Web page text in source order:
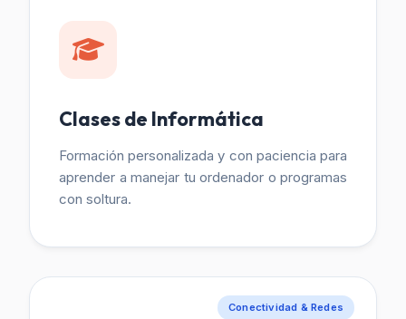
Clases de Informática
Formación personalizada y con paciencia para
aprender a manejar tu ordenador o programas
con soltura.
Conectividad & Redes